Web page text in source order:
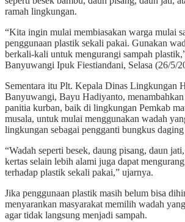
ramah lingkungan.
“Kita ingin mulai membiasakan warga mulai
penggunaan plastik sekali pakai. Gunakan
berkali-kali untuk mengurangi sampah
Banyuwangi Ipuk Fiestiandani, Selasa (26/5/
Sementara itu Plt. Kepala Dinas Lingkungan
Banyuwangi, Bayu Hadiyanto,
panitia kurban, baik di lingkungan Pemkab
musala, untuk mulai menggunakan wadah
lingkungan sebagai pengganti bungkus
“Wadah seperti besek, daung pisang, daun
kertas selain lebih alami juga dapat
terhadap plastik sekali pakai,” ujarnya.
Jika penggunaan plastik masih belum bisa
menyarankan masyarakat memilih wadah
agar tidak langsung menjadi sampah.